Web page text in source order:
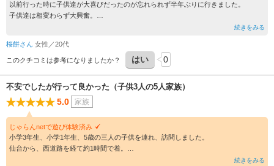
以前行った時に子供達が大喜びだったのが忘れられず半年ぶりに行きました。
子供達は相変わらず大興奮。
たくさんの羊やヤギ、ポニー達に餌をあげたりなでなでしたり、とにかく触れあえる
噛まれたり威嚇もせず温厚な性格の動物達！
子供の為のすべり台や手作りのような高台やターザンロープ？まであり、子供達には
遊びながら命や自然を学べる良いところだと思います。
前見た時は生まれたてだった赤ちゃん羊が子羊になって元気に走ってたり、妊婦ヤギ
さんもいて次行った時は赤ちゃん見れるかなとか色々楽しみです^ ^
乗馬は小さい子供でも一人で乗れるなら乗せてくれるし、とにかく経営している方が
優しい。
人の暖かさも感じれる、素敵なところです^ ^
続きをみる
桜餅さん 女性／20代
このクチコミは参考になりましたか？ はい 0
不安でしたが行って良かった（子供3人の5人家族）
5.0 家族
じゃらんnetで遊び体験済み
小学3年生、小学1年生、5歳の三人の子供を連れ、訪問しました。
仙台から、西道路を経て約1時間で着。
続きをみる